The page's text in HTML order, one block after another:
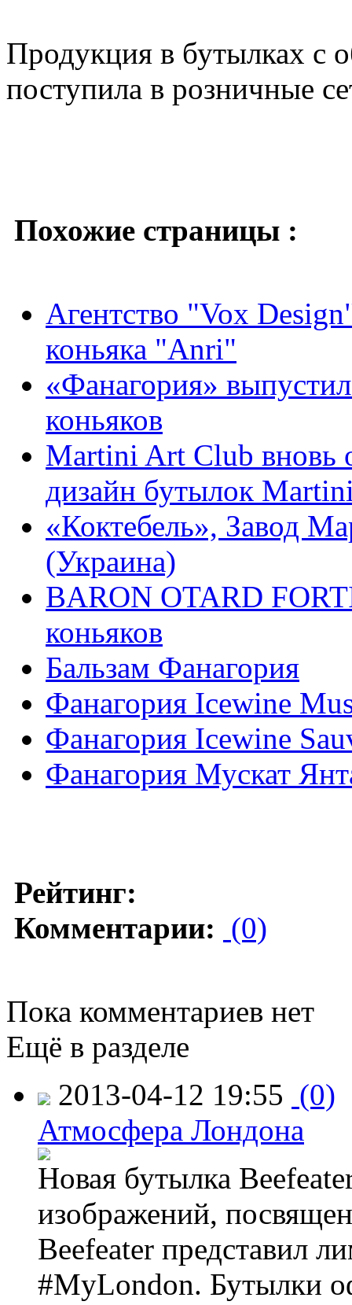
Продукция в бутылках с
поступила в розничные
Похожие страницы :
Агентство "Vox
коньяка "Anri"
«Фанагория»
коньяков
Martini Art Club вновь
дизайн бутылок
«Коктебель», Завод
(Украина)
BARON OTARD
коньяков
Бальзам Фанагория
Фанагория Icewine
Фанагория Icewine
Фанагория Мускат
Рейтинг:
Комментарии: (0)
Пока комментариев нет
Ещё в разделе
2013-04-12 19:55 (0)
Атмосфера Лондона
Новая бутылка
изображений,
Beefeater представил
#MyLondon. Бутылки